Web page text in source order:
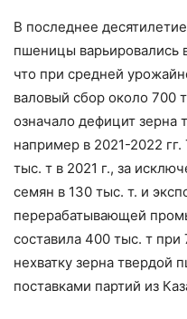
В последнее
пшеницы варьировались
что при средней
валовый сбор около 700
означало дефицит зерна
например в 2021-2022
тыс. т в 2021 г., за
семян в 130 тыс. т. и
перерабатывающей
составила 400 тыс. т
нехватку зерна твердой
поставками партий из